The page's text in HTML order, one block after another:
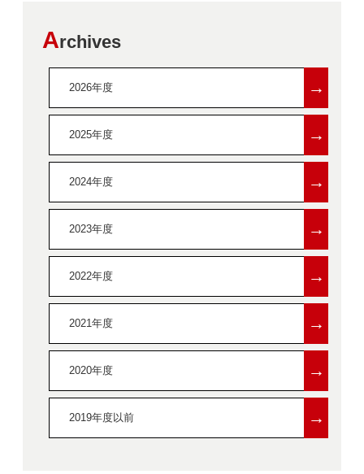
Archives
2026年度 →
2025年度 →
2024年度 →
2023年度 →
2022年度 →
2021年度 →
2020年度 →
2019年度以前 →